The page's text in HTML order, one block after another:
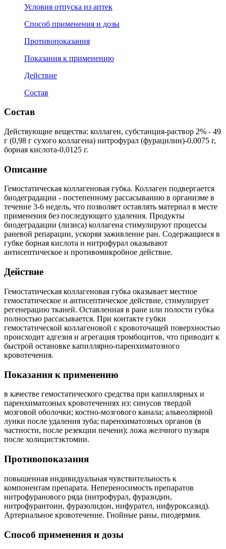
Условия отпуска из аптек
Способ применения и дозы
Противопоказания
Показания к применению
Действие
Состав
Состав
Действующие вещества: коллаген, субстанция-раствор 2% - 49
г (0,98 г сухого коллагена) нитрофурал (фурацилин)-0,0075 г,
борная кислота-0,0125 г.
Описание
Гемостатическая коллагеновая губка. Коллаген подвергается
биодеградации - постепенному рассасыванию в организме в
течение 3-6 недель, что позволяет оставлять материал в месте
применения без последующего удаления. Продукты
биодеградации (лизиса) коллагена стимулируют процессы
раневой репарации, ускоряя заживление ран. Содержащиеся в
губке борная кислота и нитрофурал оказывают
антисептическое и противомикробное действие.
Действие
Гемостатическая коллагеновая губка оказывает местное
гемостатическое и антисептическое действие, стимулирует
регенерацию тканей. Оставленная в ране или полости губка
полностью рассасывается. При контакте губки
гемостатической коллагеновой с кровоточащей поверхностью
происходит адгезия и агрегация тромбоцитов, что приводит к
быстрой остановке капиллярно-паренхиматозного
кровотечения.
Показания к применению
в качестве гемостатического средства при капиллярных и
паренхиматозных кровотечениях из: синусов твердой
мозговой оболочки; костно-мозгового канала; альвеолярной
лунки после удаления зуба; паренхиматозных органов (в
частности, после резекции печени); ложа желчного пузыря
после холицистэктомии.
Противопоказания
повышенная индивидуальная чувствительность к
компонентам препарата. Непереносимость препаратов
нитрофуранового ряда (нитрофурал, фуразидин,
нитрофурантоин, фуразолидон, нифурател, нифуроксазид).
Артериальное кровотечение. Гнойные раны, пиодермия.
Способ применения и дозы